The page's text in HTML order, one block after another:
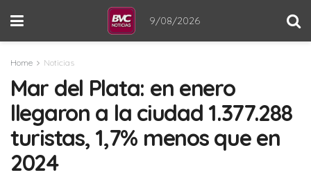
9/08/2026
Home Noticias
Mar del Plata: en enero
llegaron a la ciudad 1.377.288
turistas, 1,7% menos que en
2024